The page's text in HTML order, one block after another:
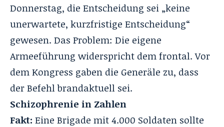
Donnerstag, die Entscheidung sei „keine
unerwartete, kurzfristige Entscheidung“
gewesen. Das Problem: Die eigene
Armeeführung widerspricht dem frontal. Vor
dem Kongress gaben die Generäle zu, dass
der Befehl brandaktuell sei.
Schizophrenie in Zahlen
Fakt: Eine Brigade mit 4.000 Soldaten sollte